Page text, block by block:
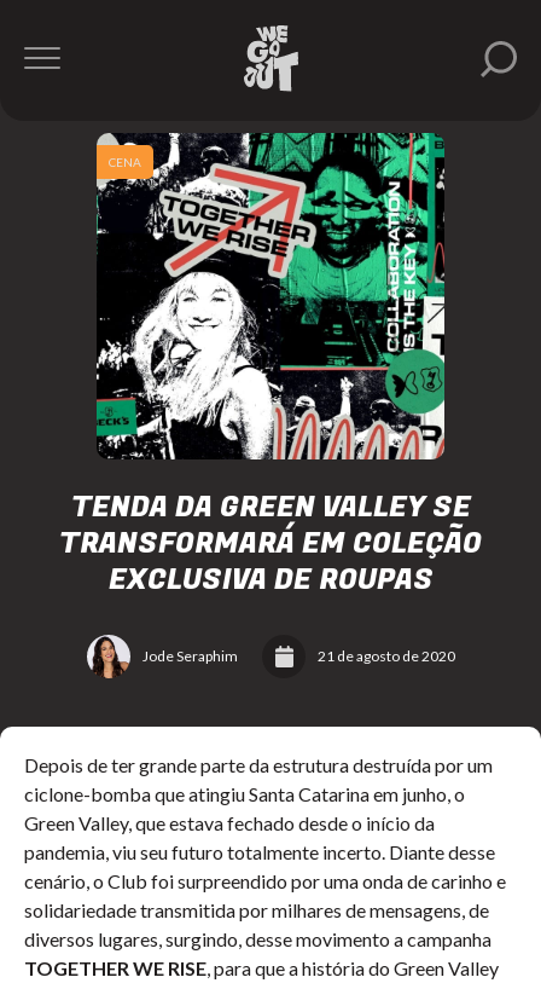
TENDA DA GREEN VALLEY SE
TRANSFORMARÁ EM COLEÇÃO
EXCLUSIVA DE ROUPAS
Jode Seraphim 21 de agosto de 2020
CENA
Depois de ter grande parte da estrutura destruída por um
ciclone-bomba que atingiu Santa Catarina em junho, o
Green Valley, que estava fechado desde o início da
pandemia, viu seu futuro totalmente incerto. Diante desse
cenário, o Club foi surpreendido por uma onda de carinho e
solidariedade transmitida por milhares de mensagens, de
diversos lugares, surgindo, desse movimento a campanha
TOGETHER WE RISE, para que a história do Green Valley